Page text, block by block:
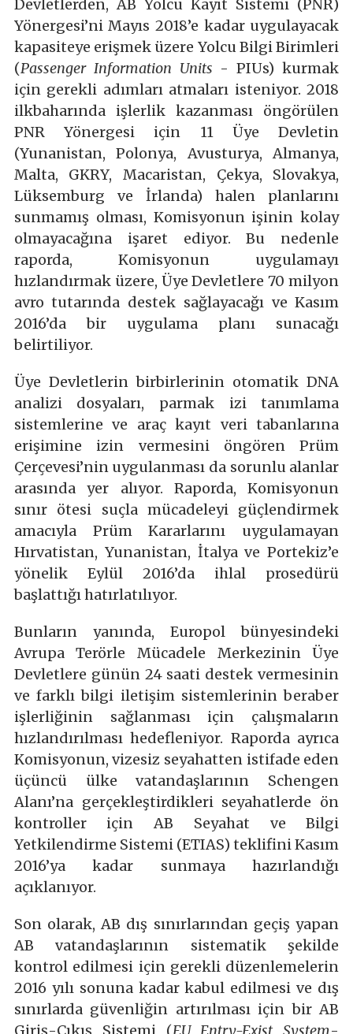
Devletlerden, AB Yolcu Kayıt Sistemi (PNR)
Yönergesi’ni Mayıs 2018’e kadar uygulayacak
kapasiteye erişmek üzere Yolcu Bilgi Birimleri
(Passenger Information Units - PIUs) kurmak
için gerekli adımları atmaları isteniyor. 2018
ilkbaharında işlerlik kazanması öngörülen
PNR Yönergesi için 11 Üye Devletin
(Yunanistan, Polonya, Avusturya, Almanya,
Malta, GKRY, Macaristan, Çekya, Slovakya,
Lüksemburg ve İrlanda) halen planlarını
sunmamış olması, Komisyonun işinin kolay
olmayacağına işaret ediyor. Bu nedenle
raporda, Komisyonun uygulamayı
hızlandırmak üzere, Üye Devletlere 70 milyon
avro tutarında destek sağlayacağı ve Kasım
2016’da bir uygulama planı sunacağı
belirtiliyor.
Üye Devletlerin birbirlerinin otomatik DNA
analizi dosyaları, parmak izi tanımlama
sistemlerine ve araç kayıt veri tabanlarına
erişimine izin vermesini öngören Prüm
Çerçevesi’nin uygulanması da sorunlu alanlar
arasında yer alıyor. Raporda, Komisyonun
sınır ötesi suçla mücadeleyi güçlendirmek
amacıyla Prüm Kararlarını uygulamayan
Hırvatistan, Yunanistan, İtalya ve Portekiz’e
yönelik Eylül 2016’da ihlal prosedürü
başlattığı hatırlatılıyor.
Bunların yanında, Europol bünyesindeki
Avrupa Terörle Mücadele Merkezinin Üye
Devletlere günün 24 saati destek vermesinin
ve farklı bilgi iletişim sistemlerinin beraber
işlerliğinin sağlanması için çalışmaların
hızlandırılması hedefleniyor. Raporda ayrıca
Komisyonun, vizesiz seyahatten istifade eden
üçüncü ülke vatandaşlarının Schengen
Alanı’na gerçekleştirdikleri seyahatlerde ön
kontroller için AB Seyahat ve Bilgi
Yetkilendirme Sistemi (ETIAS) teklifini Kasım
2016’ya kadar sunmaya hazırlandığı
açıklanıyor.
Son olarak, AB dış sınırlarından geçiş yapan
AB vatandaşlarının sistematik şekilde
kontrol edilmesi için gerekli düzenlemelerin
2016 yılı sonuna kadar kabul edilmesi ve dış
sınırlarda güvenliğin artırılması için bir AB